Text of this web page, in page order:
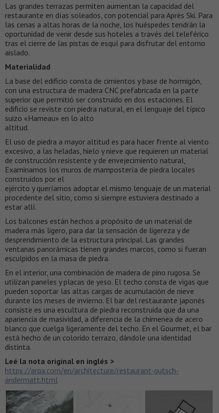
Las grandes terrazas permiten aumentan la capacidad del
restaurante en días soleados, con potencial para Après Ski. Para
las cenas a altas horas de la noche, los huéspedes tendrán la
oportunidad de venir desde sus hoteles a través del teleférico
tras el cierre de las pistas de esquí para disfrutar del entorno
aislado.
Materialidad
La base del edificio consta de cimientos y base de hormigón,
con una estructura de madera CNC prefabricada en la parte
superior que permitió ser construido en dos estaciones. El
edificio se reviste con piedra natural, en el lenguaje del típico
suizo «Hameau» en lo alto
altitud.
El uso de piedra a mayor altitud es para hacer frente al viento
excesivo, a las heladas, hielo y nieve que requieren un material
de construcción resistente y de envejecimiento natural,
Examinamos los muros de mampostería de piedra locales
construidos por el
ejército y queríamos adoptar el mismo lenguaje de un material
procedente del sitio, como si siempre estuviera destinado a
estar allí.
Los balcones están hechos a propósito de un material de
madera más ligero, para dar la sensación de ligereza y de
desprendimiento de la estructura principal. Las grandes
ventanas panorámicas tienen grandes marcos, como si fueran
esculpidos en la masa de piedra.
En el interior, una combinación de madera de pino rugosa. Se
utilizan paneles y placas de yeso. El techo consta de vigas que
pueden soportar las altas cargas de acumulación de nieve
durante los meses de invierno. El bar del restaurante japonés
consiste es una escultura de piedra reconstruida que da una
apariencia de masividad, a diferencia de la chimenea de acero
blanco que cuelga ligeramente del techo. En el Gourmet, el bar
está hecho de un colorido terrazo, dándole una identidad
distinta.
Leé la nota original en inglés >
https://arqa.com/en/architecture/restaurant-gutsch-
andermatt.html